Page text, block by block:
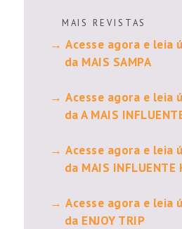
M A I S R E V I S T A S
Acesse agora e leia
da MAIS SAMPA
Acesse agora e leia
da A MAIS
Acesse agora e leia
da MAIS INFLUENTE
Acesse agora e leia
da ENJOY TRIP